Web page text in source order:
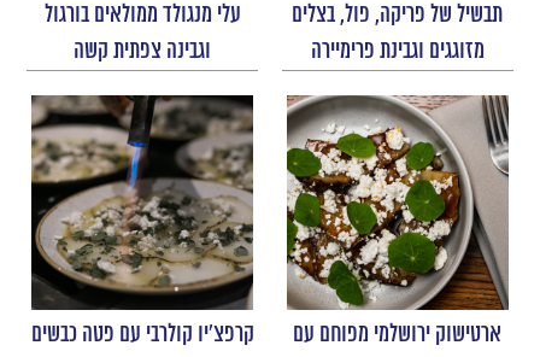
תבשיל של פריקה, פול, בצלים
מזוגגים וגבינת פרימיירה
עלי מנגולד ממולאים בורגול
וגבינה צפתית קשה
ארטישוק ירושלמי מפוחם עם
קרפצ'יו קולרבי עם פטה כבשים